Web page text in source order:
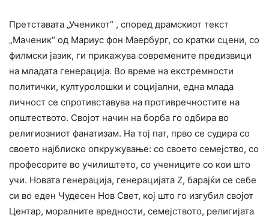
Претставата „Ученикот“ , според драмскиот текст
„Маченик“ од Мариус фон Маербург, со кратки сцени, со
филмски јазик, ги прикажува современите предизвици
на младата генерација. Во време на екстремности
политички, културолошки и социјални, една млада
личност се спротивставува на противречностите на
општеството. Својот начин на борба го одбира во
религиозниот фанатизам. На тој пат, прво се судира со
своето најблиско опкружување: со своето семејство, со
професорите во училиштето, со учениците со кои што
учи. Новата генерација, генерацијата Z, барајќи се себе
си во еден Чудесен Нов Свет, кој што го изгубил својот
Центар, моралните вредности, семејството, религијата